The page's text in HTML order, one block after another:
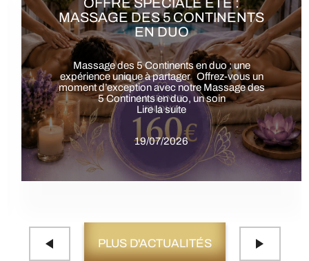
OFFRE SPÉCIALE ÉTÉ : SOIN
ÉNERGÉTIQUE 6ÈME
CONTINENT EN DUO
Offre spéciale été: Soin du 6ᵉ Continent en duo
Une expérience unique à partager à Gémenos
Offrez-vous une parenthèse de
Lire la suite
19/07/2026
PLUS D'ACTUALITÉS